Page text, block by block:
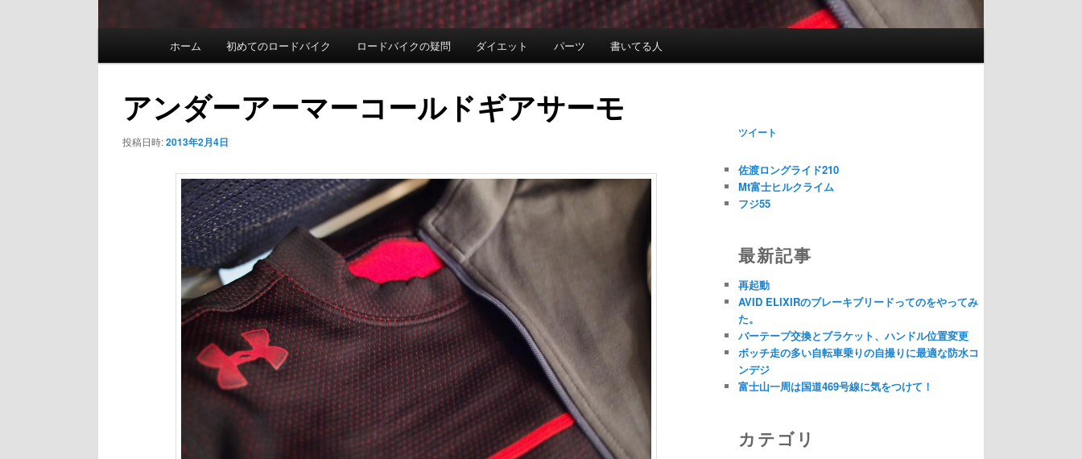
イ
ホーム 初めてのロードバイク ロードバイクの疑問 ダイエット パーツ 書いてる人
アンダーアーマーコールドギアサーモ
投稿日時:2013年2月4日
ツイート
佐渡ロングライド210
Mt富士ヒルクライム
フジ55
最新記事
再起動
AVID ELIXIRのブレーキブリードってのをやってみ
た。
バーテープ交換とブラケット、ハンドル位置変更
ボッチ走の多い自転車乗りの自撮りに最適な防水コ
ンデジ
富士山一周は国道469号線に気をつけて！
カテゴリ